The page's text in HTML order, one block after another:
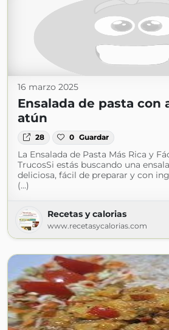
16 marzo 2025
Ensalada de pasta con
atún
28 0 Guardar
La Ensalada de Pasta Más Rica y
TrucosSi estás buscando una
deliciosa, fácil de preparar y con
(...)
Recetas y calorias
www.recetasycalorias.com